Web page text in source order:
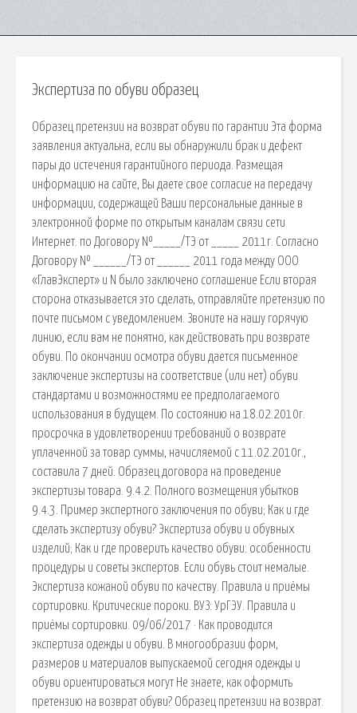
Экспертиза по обуви образец
Образец претензии на возврат обуви по гарантии Эта форма
заявления актуальна, если вы обнаружили брак и дефект
пары до истечения гарантийного периода. Размещая
информацию на сайте, Вы даете свое согласие на передачу
информации, содержащей Ваши персональные данные в
электронной форме по открытым каналам связи сети
Интернет. по Договору №_____/ТЭ от _____ 2011г. Согласно
Договору № ______/ТЭ от ______ 2011 года между ООО
«ГлавЭксперт» и N было заключено соглашение Если вторая
сторона отказывается это сделать, отправляйте претензию по
почте письмом с уведомлением. Звоните на нашу горячую
линию, если вам не понятно, как действовать при возврате
обуви. По окончании осмотра обуви дается письменное
заключение экспертизы на соответствие (или нет) обуви
стандартами и возможностями ее предполагаемого
использования в будущем. По состоянию на 18.02.2010г.
просрочка в удовлетворении требований о возврате
уплаченной за товар суммы, начисляемой с 11.02.2010г.,
составила 7 дней. Образец договора на проведение
экспертизы товара. 9.4.2. Полного возмещения убытков
9.4.3. Пример экспертного заключения по обуви; Как и где
сделать экспертизу обуви? Экспертиза обуви и обувных
изделий; Как и где проверить качество обуви: особенности
процедуры и советы экспертов. Если обувь стоит немалые.
Экспертиза кожаной обуви по качеству. Правила и приёмы
сортировки. Критические пороки. ВУЗ: УрГЭУ. Правила и
приёмы сортировки. 09/06/2017 · Как проводится
экспертиза одежды и обуви. В многообразии форм,
размеров и материалов выпускаемой сегодня одежды и
обуви ориентироваться могут Не знаете, как оформить
претензию на возврат обуви? Образец претензии на возврат.